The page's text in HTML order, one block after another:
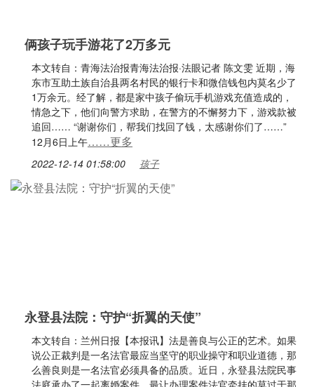
俩孩子玩手游花了2万多元
本文转自：青海法治报青海法治报·法眼记者 陈文雯 近期，海
东市互助土族自治县两名村民的银行卡和微信钱包内莫名少了
1万余元。经了解，都是家中孩子偷玩手机游戏充值造成的，
情急之下，他们向警方求助，在警方的不懈努力下，游戏款被
追回…… “谢谢你们，帮我们找回了钱，太感谢你们了……”
12月6日上午……更多
2022-12-14 01:58:00 孩子
永登县法院：守护“折翼的天使”
本文转自：兰州日报【本报讯】法是善良与公正的艺术。如果
说公正裁判是一名法官最应当坚守的职业操守和职业道德，那
么善良则是一名法官必须具备的品质。近日，永登县法院民事
法庭承办了一起离婚案件，最让办理案件法官牵挂的莫过于那